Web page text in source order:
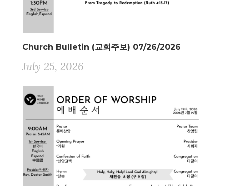
Church Bulletin (교회주보) 07/26/2026
July 25, 2026